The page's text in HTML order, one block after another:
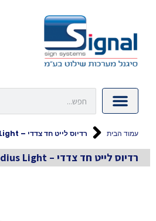
עמוד הבית רדיוס לייט חד צדדי – Radius Light
רדיוס לייט חד צדדי – Radius Light